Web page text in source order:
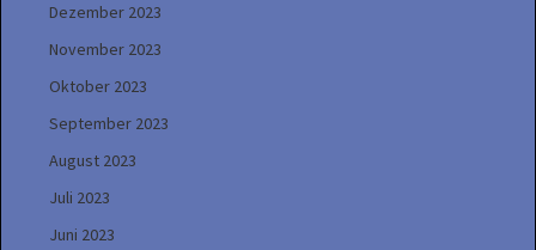
Dezember 2023
November 2023
Oktober 2023
September 2023
August 2023
Juli 2023
Juni 2023